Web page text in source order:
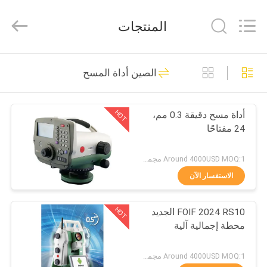
منزل،
بيت
منتجات
معلومات
جولة
المعمل
Instrument
Co.,Ltd.
Reserved.
مسح المنشور العاكس
23
منشور المسح الصغير
33
المنتجات
الصين أداة المسح
HOT
أداة مسح دقيقة 0.3 مم،
24 مفتاحًا
Around 4000USD MOQ:1 مجموعة
الاستفسار الآن
HOT
FOIF 2024 RS10 الجديد
محطة إجمالية آلية